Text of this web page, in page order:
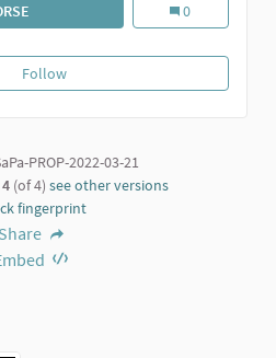
G. TRAMELLI CON AMICHE AL TOPO
G. Tramelli con
0
FollowG. Tramelli con amiche al Topo
PROP-2022-03-21
(of 4) see other versions
fingerprint
Share